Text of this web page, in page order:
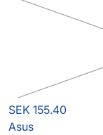
SEK 155.40
Asus